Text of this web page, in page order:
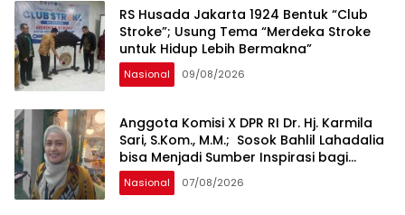
RS Husada Jakarta 1924 Bentuk “Club
Stroke”; Usung Tema “Merdeka Stroke
untuk Hidup Lebih Bermakna”
Nasional 09/08/2026
Anggota Komisi X DPR RI Dr. Hj. Karmila
Sari, S.Kom., M.M.; Sosok Bahlil Lahadalia
bisa Menjadi Sumber Inspirasi bagi
Generasi Muda, Pelaku Usaha,
Pemerintah, maupun Pemangku
Nasional 07/08/2026